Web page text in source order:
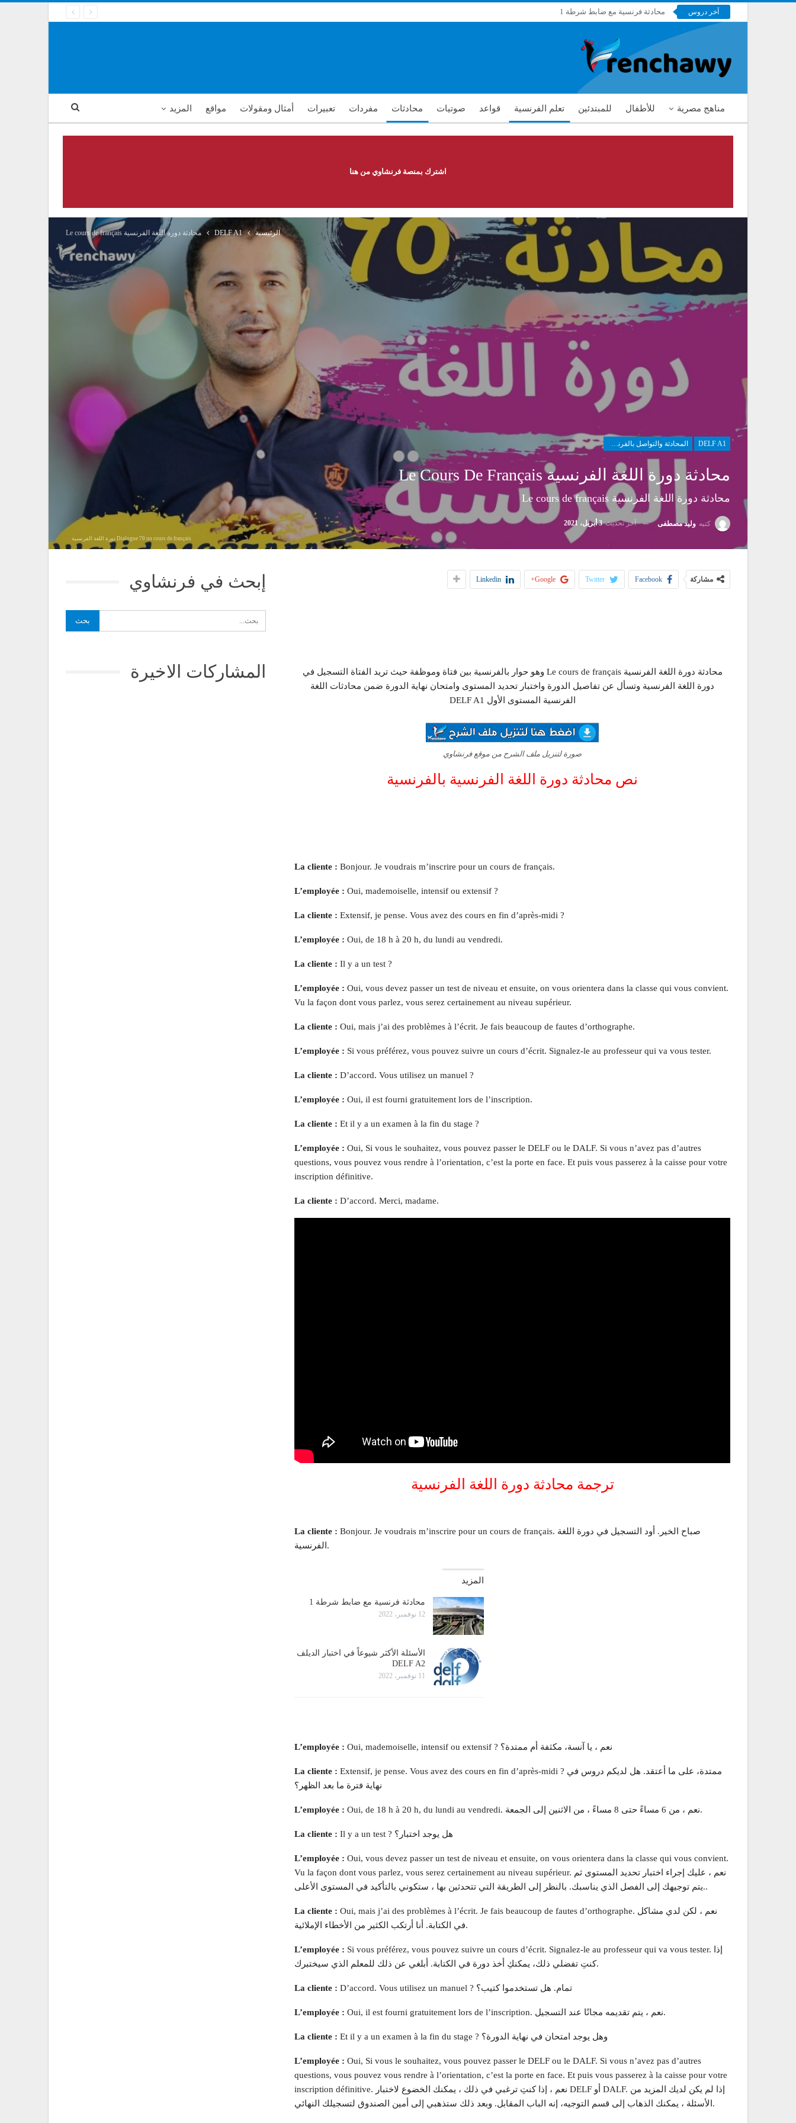
آخر دروس
فرنشاوي
محادثة فرنسية مع ضابط شرطة 1
مناهج مصرية للأطفال للمبتدئين تعلم الفرنسية قواعد صوتيات محادثات مفردات تعبيرات أمثال ومقولات مواقع المزيد
اشترك بمنصة فرنشاوي من هنا
الرئيسية DELF A1 محادثة دورة اللغة الفرنسية Le cours de français
DELF A1
محادثة دورة اللغة الفرنسية Le Cours De Français
محادثة دورة اللغة الفرنسية Le cours de français
كتبه وليد مصطفى آخر تحديث3 أبريل، 2021
Dialogue 70 un cours de français دورة اللغة الفرنسية
مشاركة Facebook
Twitter
Google+
Linkedin
محادثة دورة اللغة الفرنسية Le cours de français وهو حوار بالفرنسية بين فتاة وموظفة حيث تريد الفتاة التسجيل في
دورة اللغة الفرنسية وتسأل عن تفاصيل الدورة واختبار تحديد المستوى وامتحان نهاية الدورة ضمن محادثات اللغة
الفرنسية المستوى الأول DELF A1
صورة لتنزيل ملف الشرح من موقع فرنشاوي
نص محادثة دورة اللغة الفرنسية بالفرنسية
La cliente : Bonjour. Je voudrais m’inscrire pour un cours de français.
L’employée : Oui, mademoiselle, intensif ou extensif ?
La cliente : Extensif, je pense. Vous avez des cours en fin d’après-midi ?
L’employée : Oui, de 18 h à 20 h, du lundi au vendredi.
La cliente : Il y a un test ?
L’employée : Oui, vous devez passer un test de niveau et ensuite, on vous orientera dans la classe qui vous convient.
Vu la façon dont vous parlez, vous serez certainement au niveau supérieur.
La cliente : Oui, mais j’ai des problèmes à l’écrit. Je fais beaucoup de fautes d’orthographe.
L’employée : Si vous préférez, vous pouvez suivre un cours d’écrit. Signalez-le au professeur qui va vous tester.
La cliente : D’accord. Vous utilisez un manuel ?
L’employée : Oui, il est fourni gratuitement lors de l’inscription.
La cliente : Et il y a un examen à la fin du stage ?
L’employée : Oui, Si vous le souhaitez, vous pouvez passer le DELF ou le DALF. Si vous n’avez pas d’autres
questions, vous pouvez vous rendre à l’orientation, c’est la porte en face. Et puis vous passerez à la caisse pour votre
inscription définitive.
La cliente : D’accord. Merci, madame.
ترجمة محادثة دورة اللغة الفرنسية
La cliente : Bonjour. Je voudrais m’inscrire pour un cours de français. صباح الخير. أود التسجيل في دورة اللغة
الفرنسية.
المزيد
محادثة فرنسية مع ضابط شرطة 1
12 نوفمبر، 2022
الأسئلة الأكثر شيوعاً في اختبار الديلف
DELF A2
11 نوفمبر، 2022
L’employée : Oui, mademoiselle, intensif ou extensif ? نعم ، يا آنسة، مكثفة أم ممتدة؟
La cliente : Extensif, je pense. Vous avez des cours en fin d’après-midi ? ممتدة، على ما أعتقد. هل لديكم دروس في
نهاية فترة ما بعد الظهر؟
L’employée : Oui, de 18 h à 20 h, du lundi au vendredi. نعم ، من 6 مساءً حتى 8 مساءً ، من الاثنين إلى الجمعة.
La cliente : Il y a un test ? هل يوجد اختبار؟
L’employée : Oui, vous devez passer un test de niveau et ensuite, on vous orientera dans la classe qui vous convient.
Vu la façon dont vous parlez, vous serez certainement au niveau supérieur. نعم ، عليك إجراء اختبار تحديد المستوى ثم
يتم توجيهك إلى الفصل الذي يناسبك. بالنظر إلى الطريقة التي تتحدثين بها ، ستكوني بالتأكيد في المستوى الأعلى..
La cliente : Oui, mais j’ai des problèmes à l’écrit. Je fais beaucoup de fautes d’orthographe. نعم ، لكن لدي مشاكل
في الكتابة. أنا أرتكب الكثير من الأخطاء الإملائية.
L’employée : Si vous préférez, vous pouvez suivre un cours d’écrit. Signalez-le au professeur qui va vous tester. إذا
كنتِ تفضلي ذلك، يمكنكِ أخذ دورة في الكتابة. أبلغي عن ذلك للمعلم الذي سيختبرك.
La cliente : D’accord. Vous utilisez un manuel ? تمام. هل تستخدموا كتيب؟
L’employée : Oui, il est fourni gratuitement lors de l’inscription. نعم ، يتم تقديمه مجانًا عند التسجيل.
La cliente : Et il y a un examen à la fin du stage ? وهل يوجد امتحان في نهاية الدورة؟
L’employée : Oui, Si vous le souhaitez, vous pouvez passer le DELF ou le DALF. Si vous n’avez pas d’autres
questions, vous pouvez vous rendre à l’orientation, c’est la porte en face. Et puis vous passerez à la caisse pour votre
inscription définitive. نعم ، إذا كنتِ ترغبي في ذلك ، يمكنك الخضوع لاختبار DELF أو DALF. إذا لم يكن لديك المزيد من
الأسئلة ، يمكنك الذهاب إلى قسم التوجيه، إنه الباب المقابل. وبعد ذلك ستذهبي إلى أمين الصندوق لتسجيلك النهائي.
إبحث في فرنشاوي
المشاركات الاخيرة